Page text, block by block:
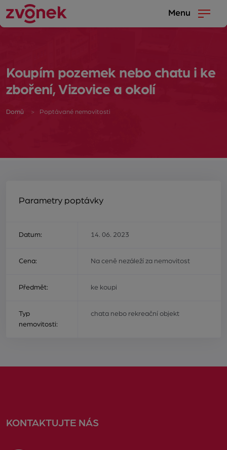
Menu
Koupím pozemek nebo chatu i ke
zboření, Vizovice a okolí
Domů Poptávané nemovitosti
Parametry poptávky
Datum: 14. 06. 2023
Cena: Na ceně nezáleží za nemovitost
Předmět: ke koupi
Typ
nemovitosti:
chata nebo rekreační objekt
KONTAKTUJTE NÁS